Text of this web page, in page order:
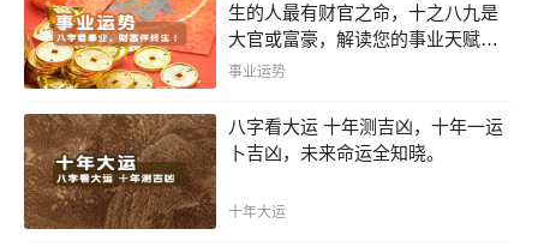
生的人最有财官之命，十之八九是
大官或富豪，解读您的事业天赋，
扭转当下不利困局！！
事业运势
八字看大运 十年测吉凶，十年一运
卜吉凶，未来命运全知晓。
十年大运